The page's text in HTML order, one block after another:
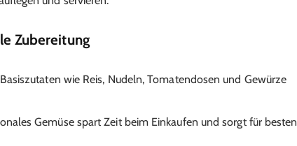
Zubereitung
wie Reis, Nudeln, Tomatendosen und Gewürze
Gemüse spart Zeit beim Einkaufen und sorgt für besten